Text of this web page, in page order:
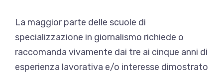
La maggior parte delle scuole di
specializzazione in giornalismo richiede o
raccomanda vivamente dai tre ai cinque anni di
esperienza lavorativa e/o interesse dimostrato